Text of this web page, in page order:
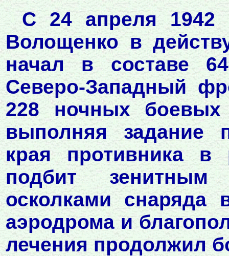
С 24 апреля 1942
Волощенко в
начал в составе
Северо-Западный
228 ночных
выполняя задание
края противника
подбит
осколками
аэродрома и
лечения продолжил